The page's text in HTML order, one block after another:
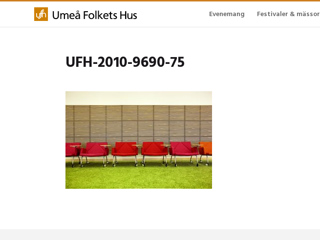
Evenemang Festivaler & mässor
UFH-2010-9690-75